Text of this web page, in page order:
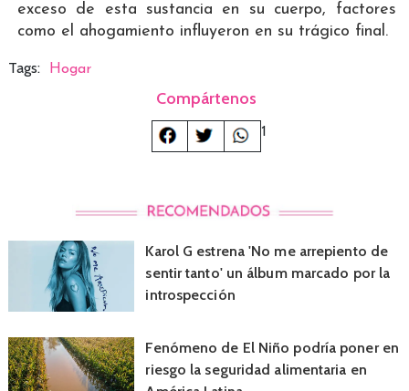
exceso de esta sustancia en su cuerpo, factores
como el ahogamiento influyeron en su trágico final.
Tags: Hogar
Compártenos
1
Karol G estrena 'No me arrepiento de
sentir tanto' un álbum marcado por la
introspección
Fenómeno de El Niño podría poner en
riesgo la seguridad alimentaria en